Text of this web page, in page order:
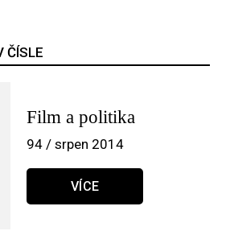
ČÍSLE
Film a politika
94 / srpen 2014
VÍCE